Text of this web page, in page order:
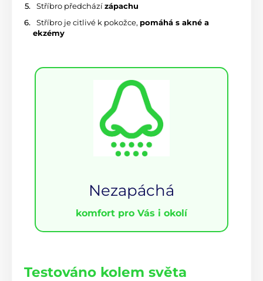
Stříbro předchází zápachu
Stříbro je citlivé k pokožce, pomáhá s akné a
ekzémy
Nezapáchá
komfort pro Vás i okolí
Testováno kolem světa